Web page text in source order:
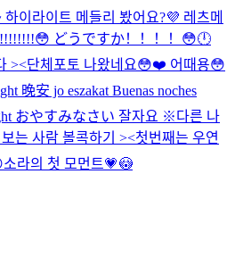
이라이트 메들리 봤어요?💜 레츠메
どうですか！！！！😳🕛
><단체포토 나왔네요😳❤️ 어때용😳
晚安 jo eszakat Buenas noches
おやすみなさい 잘자요 ※다른 나
는 사람 볼콕하기 ><첫번째는 우연
소라의 첫 모먼트💗😳